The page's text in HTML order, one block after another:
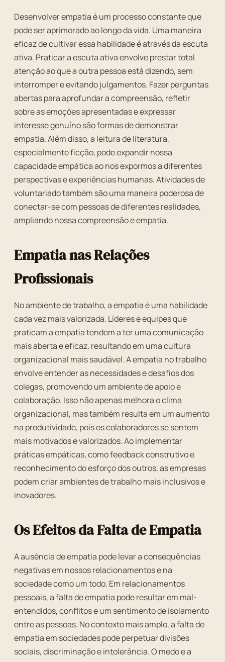
Desenvolver empatia é um processo constante que
pode ser aprimorado ao longo da vida. Uma maneira
eficaz de cultivar essa habilidade é através da escuta
ativa. Praticar a escuta ativa envolve prestar total
atenção ao que a outra pessoa está dizendo, sem
interromper e evitando julgamentos. Fazer perguntas
abertas para aprofundar a compreensão, refletir
sobre as emoções apresentadas e expressar
interesse genuíno são formas de demonstrar
empatia. Além disso, a leitura de literatura,
especialmente ficção, pode expandir nossa
capacidade empática ao nos expormos a diferentes
perspectivas e experiências humanas. Atividades de
voluntariado também são uma maneira poderosa de
conectar-se com pessoas de diferentes realidades,
ampliando nossa compreensão e empatia.
Empatia nas Relações
Profissionais
No ambiente de trabalho, a empatia é uma habilidade
cada vez mais valorizada. Líderes e equipes que
praticam a empatia tendem a ter uma comunicação
mais aberta e eficaz, resultando em uma cultura
organizacional mais saudável. A empatia no trabalho
envolve entender as necessidades e desafios dos
colegas, promovendo um ambiente de apoio e
colaboração. Isso não apenas melhora o clima
organizacional, mas também resulta em um aumento
na produtividade, pois os colaboradores se sentem
mais motivados e valorizados. Ao implementar
práticas empáticas, como feedback construtivo e
reconhecimento do esforço dos outros, as empresas
podem criar ambientes de trabalho mais inclusivos e
inovadores.
Os Efeitos da Falta de Empatia
A ausência de empatia pode levar a consequências
negativas em nossos relacionamentos e na
sociedade como um todo. Em relacionamentos
pessoais, a falta de empatia pode resultar em mal-
entendidos, conflitos e um sentimento de isolamento
entre as pessoas. No contexto mais amplo, a falta de
empatia em sociedades pode perpetuar divisões
sociais, discriminação e intolerância. O medo e a